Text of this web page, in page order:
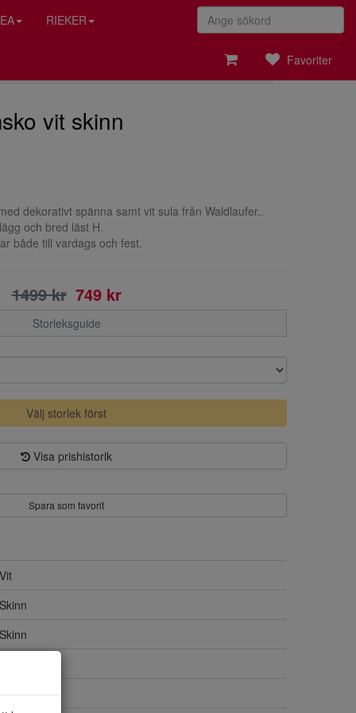
RIEKER
Favoriter
vit skinn
dekorativt spänna samt vit sula från Waldlaufer..
och bred läst H.
både till vardags och fest.
1499 kr 749 kr
Storleksguide
Välj storlek först
Visa prishistorik
Spara som favorit
Vit
Skinn
Skinn
Gummi